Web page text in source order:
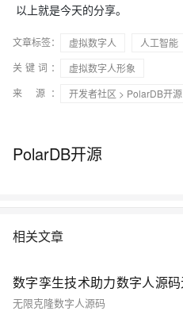
以上就是今天的分享。
文章标签： 虚拟数字人
人工智能
关键词：
虚拟数字人形象
来 源：
开发者社区 > PolarDB开源
PolarDB开源
相关文章
无限克隆数字人源码